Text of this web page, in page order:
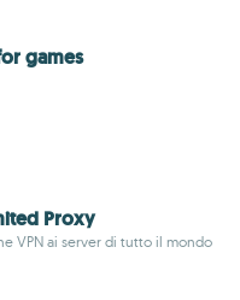
games
Proxy
VPN ai server di tutto il mondo